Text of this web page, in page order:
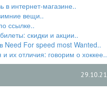
в интернет-магазине..
вещи..
ссылке..
скидки и акции..
Need For speed most Wanted..
их отличия: говорим о хоккее..
29.10.21